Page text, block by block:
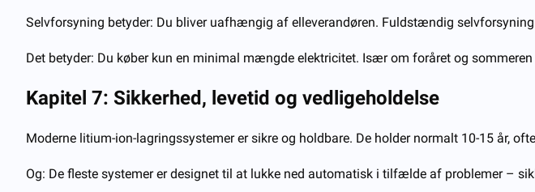
Selvforsyning betyder: Du bliver uafhængig af elleverandøren. Fuldstændig
Det betyder: Du køber kun en minimal mængde elektricitet. Især om foråret og
Kapitel 7: Sikkerhed, levetid og vedligeholdelse
Moderne litium-ion-lagringssystemer er sikre og holdbare. De holder normalt 10-15 år,
Og: De fleste systemer er designet til at lukke ned automatisk i tilfælde af problemer –